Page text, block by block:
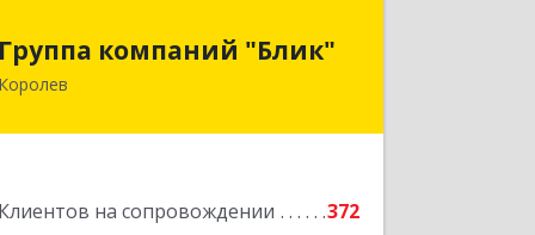
Группа компаний "Блик"
Королев
Клиентов на сопровождении
372
Группа компаний "Блик"
141077, Московская обл, Королев г,